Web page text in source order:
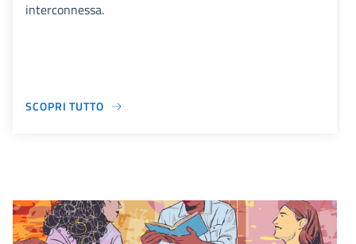
interconnessa.
SCOPRI TUTTO